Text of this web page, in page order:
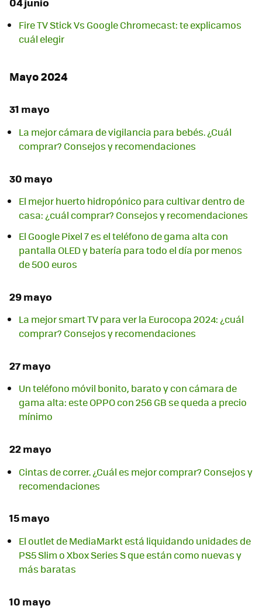
Fire TV Stick Vs Google Chromecast: te explicamos
cuál elegir
Mayo 2024
31 mayo
La mejor cámara de vigilancia para bebés. ¿Cuál
comprar? Consejos y recomendaciones
30 mayo
El mejor huerto hidropónico para cultivar dentro de
casa: ¿cuál comprar? Consejos y recomendaciones
El Google Pixel 7 es el teléfono de gama alta con
pantalla OLED y batería para todo el día por menos
de 500 euros
29 mayo
La mejor smart TV para ver la Eurocopa 2024: ¿cuál
comprar? Consejos y recomendaciones
27 mayo
Un teléfono móvil bonito, barato y con cámara de
gama alta: este OPPO con 256 GB se queda a precio
mínimo
22 mayo
Cintas de correr. ¿Cuál es mejor comprar? Consejos y
recomendaciones
15 mayo
El outlet de MediaMarkt está liquidando unidades de
PS5 Slim o Xbox Series S que están como nuevas y
más baratas
10 mayo